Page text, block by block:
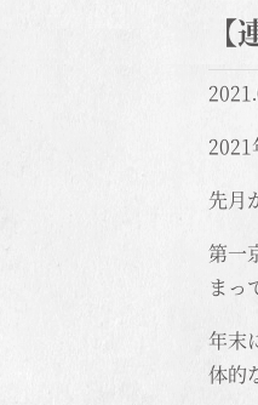
2021
先月
第一
まっ
年末
体的